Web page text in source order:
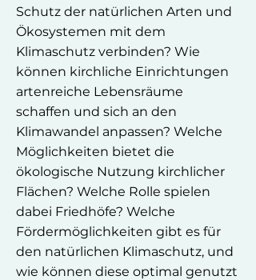
Schutz der natürlichen Arten und
Ökosystemen mit dem
Klimaschutz verbinden? Wie
können kirchliche Einrichtungen
artenreiche Lebensräume
schaffen und sich an den
Klimawandel anpassen? Welche
Möglichkeiten bietet die
ökologische Nutzung kirchlicher
Flächen? Welche Rolle spielen
dabei Friedhöfe? Welche
Fördermöglichkeiten gibt es für
den natürlichen Klimaschutz, und
wie können diese optimal genutzt